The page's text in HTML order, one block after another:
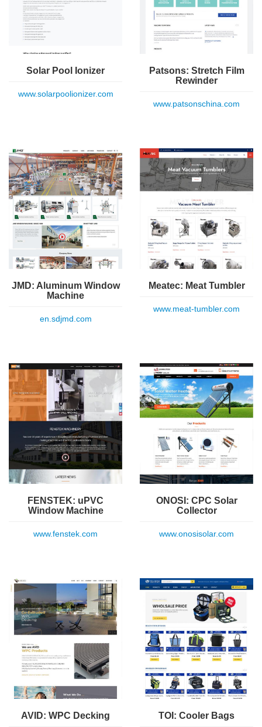
Solar Pool Ionizer
www.solarpoolionizer.com
Patsons: Stretch Film
Rewinder
www.patsonschina.com
JMD: Aluminum Window
Machine
en.sdjmd.com
Meatec: Meat Tumbler
www.meat-tumbler.com
FENSTEK: uPVC
Window Machine
www.fenstek.com
ONOSI: CPC Solar
Collector
www.onosisolar.com
AVID: WPC Decking TOI: Cooler Bags